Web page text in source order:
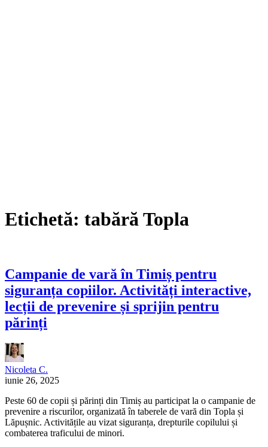
Etichetă: tabără Topla
Campanie de vară în Timiș pentru
siguranța copiilor. Activități interactive,
lecții de prevenire și sprijin pentru
părinți
Nicoleta C.
iunie 26, 2025
Peste 60 de copii și părinți din Timiș au participat la o campanie de
prevenire a riscurilor, organizată în taberele de vară din Topla și
Lăpușnic. Activitățile au vizat siguranța, drepturile copilului și
combaterea traficului de minori.